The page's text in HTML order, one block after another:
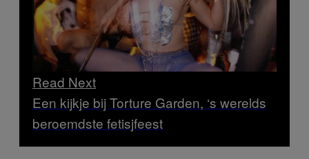
Read Next
Een kijkje bij Torture Garden, ‘s werelds
beroemdste fetisjfeest